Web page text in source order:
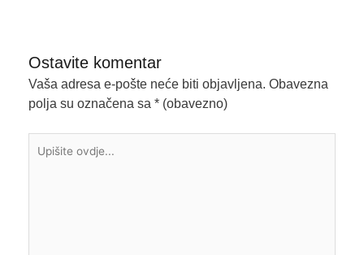
Ostavite komentar
Vaša adresa e-pošte neće biti objavljena. Obavezna
polja su označena sa * (obavezno)
ovdje...